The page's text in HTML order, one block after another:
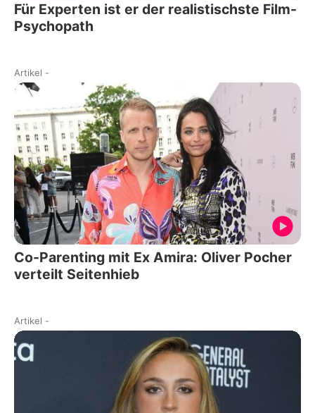
Für Experten ist er der realistischste Film-
Psychopath
Artikel -
Co-Parenting mit Ex Amira: Oliver Pocher
verteilt Seitenhieb
Artikel -